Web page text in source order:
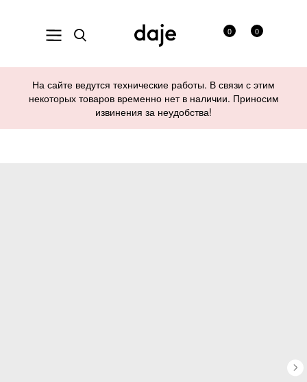
0
0
На сайте ведутся технические работы. В связи с этим
некоторых товаров временно нет в наличии. Приносим
извинения за неудобства!